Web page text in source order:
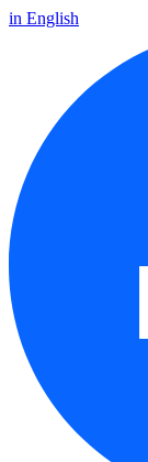
in English